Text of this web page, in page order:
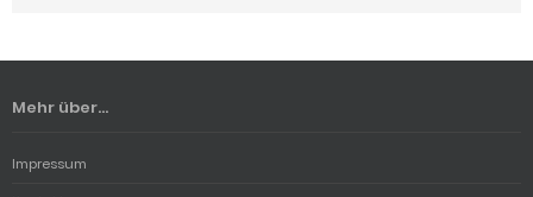
Mehr über...
Impressum